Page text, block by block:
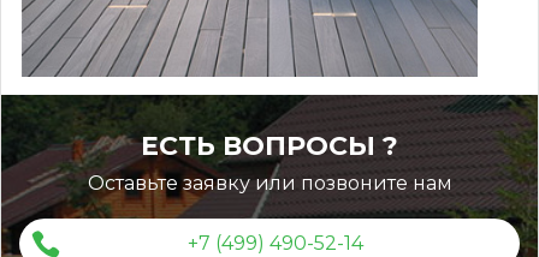
ЕСТЬ ВОПРОСЫ ?
Оставьте заявку или позвоните нам
+7 (499) 490-52-14